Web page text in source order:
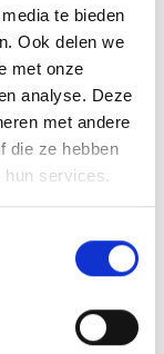
te bieden
Ook delen we
met onze
analyse. Deze
met andere
die ze hebben
services.
Toevoegen
aan
verlanglijst